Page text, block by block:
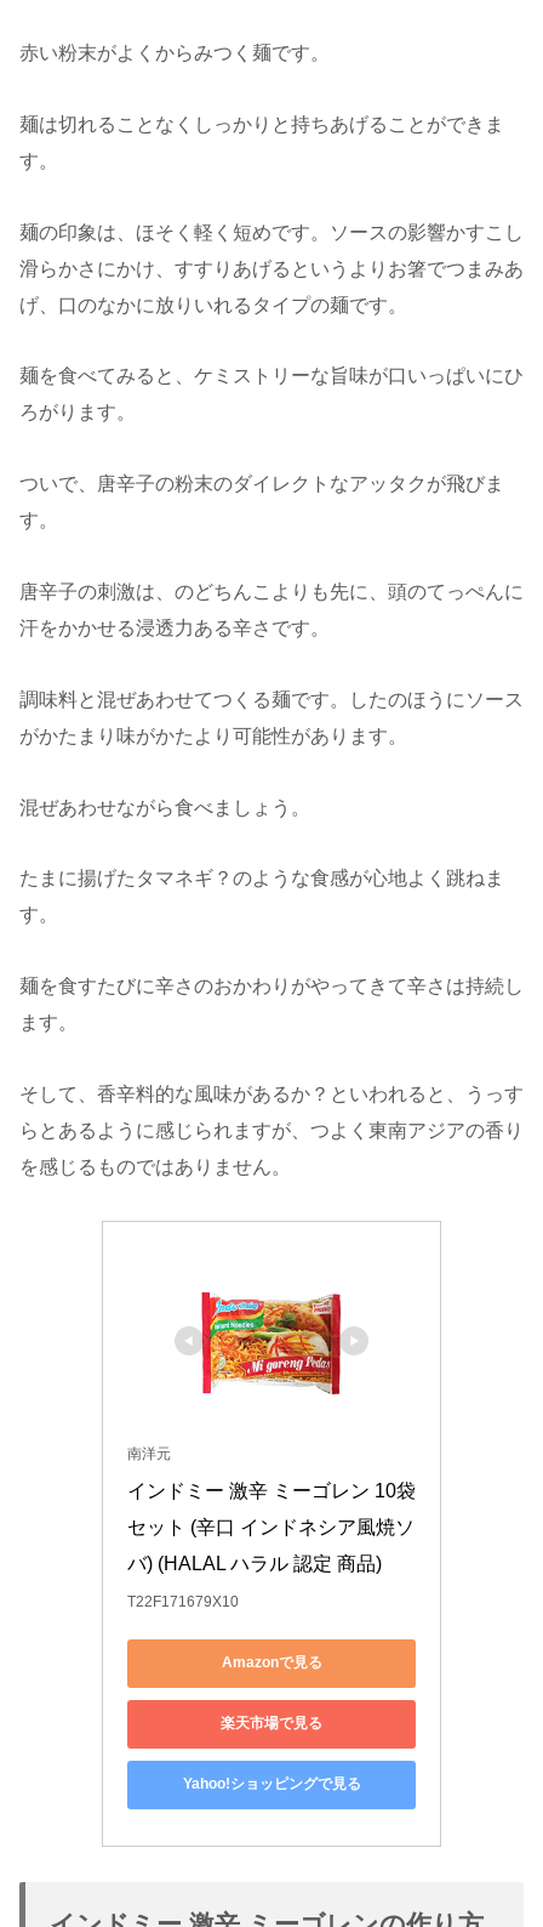
赤い粉末がよくからみつく麺です。
麺は切れることなくしっかりと持ちあげることができま
す。
麺の印象は、ほそく軽く短めです。ソースの影響かすこし
滑らかさにかけ、すすりあげるというよりお箸でつまみあ
げ、口のなかに放りいれるタイプの麺です。
麺を食べてみると、ケミストリーな旨味が口いっぱいにひ
ろがります。
ついで、唐辛子の粉末のダイレクトなアッタクが飛びま
す。
唐辛子の刺激は、のどちんこよりも先に、頭のてっぺんに
汗をかかせる浸透力ある辛さです。
調味料と混ぜあわせてつくる麺です。したのほうにソース
がかたまり味がかたより可能性があります。
混ぜあわせながら食べましょう。
たまに揚げたタマネギ？のような食感が心地よく跳ねま
す。
麺を食すたびに辛さのおかわりがやってきて辛さは持続し
ます。
そして、香辛料的な風味があるか？といわれると、うっす
らとあるように感じられますが、つよく東南アジアの香り
を感じるものではありません。
南洋元
インドミー 激辛 ミーゴレン 10袋
セット (辛口 インドネシア風焼ソ
バ) (HALAL ハラル 認定 商品)
T22F171679X10
Amazonで見る
楽天市場で見る
Yahoo!ショッピングで見る